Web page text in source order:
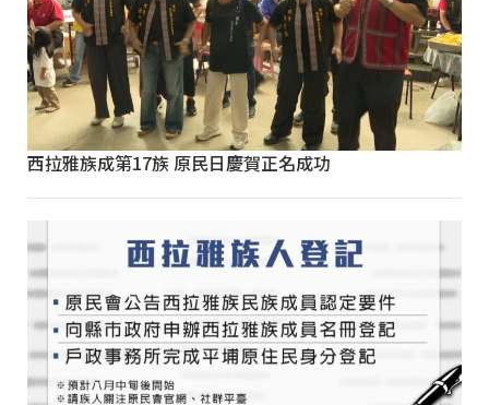
西拉雅族成第17族 原民日慶賀正名成功